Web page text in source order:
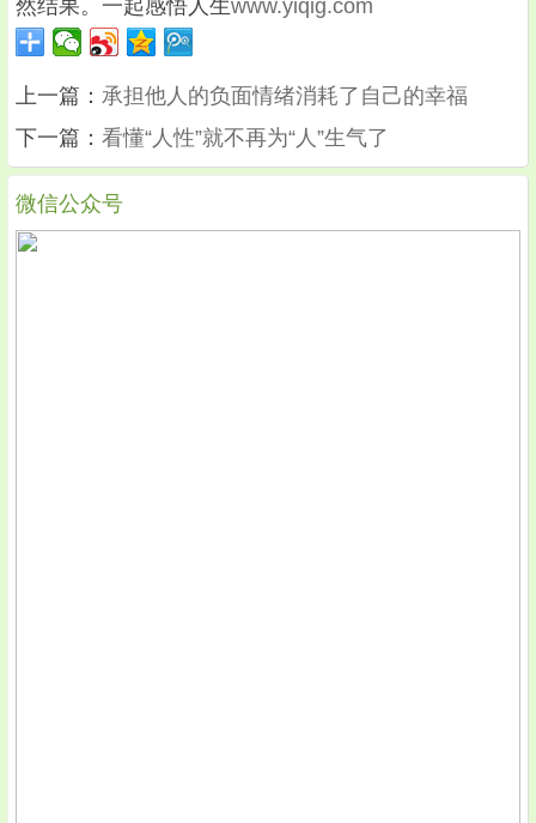
然结果。一起感悟人生www.yiqig.com
上一篇： 承担他人的负面情绪消耗了自己的幸福
下一篇： 看懂“人性”就不再为“人”生气了
微信公众号